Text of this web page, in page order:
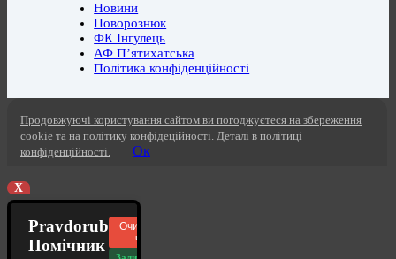
Новини
Поворознюк
ФК Інгулець
АФ П’ятихатська
Політика конфіденційності
Продовжуючі користування сайтом ви погоджуєтеся на збереження
cookie та на політику конфідеційності. Деталі в політиці
конфіденційності.
Ок
X
Pravdorub
Помічник
Очистити
чат